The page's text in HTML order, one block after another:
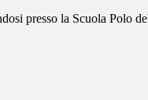
presso la Scuola Polo